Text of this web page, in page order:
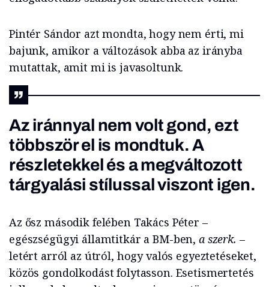
Pintér Sándor azt mondta, hogy nem érti, mi
bajunk, amikor a változások abba az irányba
mutattak, amit mi is javasoltunk.
Az iránnyal nem volt gond, ezt
többször el is mondtuk. A
részletekkel és a megváltozott
tárgyalási stílussal viszont igen.
Az ősz második felében Takács Péter –
egészségügyi államtitkár a BM-ben, a szerk. –
letért arról az útról, hogy valós egyeztetéseket,
közös gondolkodást folytasson. Esetismertetés